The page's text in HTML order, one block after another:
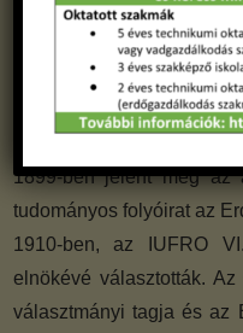
számon. 1897-ben
Állomást, az Erdőőri
bekapcsolásával és
tanszékének megtartása
1899-ben jelent meg az
tudományos folyóirat az
1910-ben, az IUFRO
elnökévé választották.
választmányi tagja és az